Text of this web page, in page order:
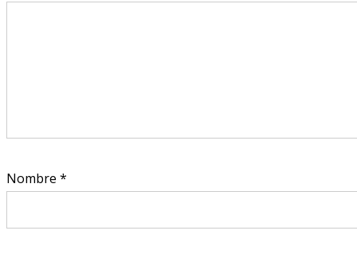
Nombre *